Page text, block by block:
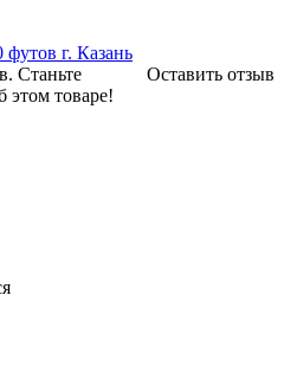
г. Казань
Оставить отзыв
Станьте
этом товаре!